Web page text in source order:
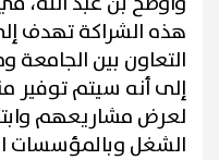
هذه الشراكة تهدف
التعاون بين الجامعة
إلى أنه سيتم توفير
لعرض مشاريعهم
الشغل وبالمؤسسات